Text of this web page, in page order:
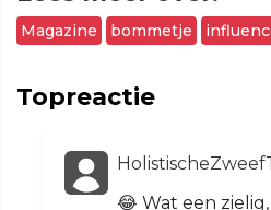
Magazine bommetje
Topreactie
😂 Wat een